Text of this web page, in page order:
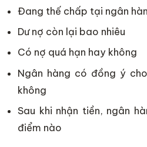
Đang thế chấp tại ngân
Dư nợ còn lại bao nhiêu
Có nợ quá hạn hay không
Ngân hàng có đồng ý
không
Sau khi nhận tiền, ngân
điểm nào